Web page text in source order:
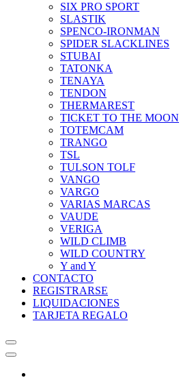
SIX PRO SPORT
SLASTIK
SPENCO-IRONMAN
SPIDER SLACKLINES
STUBAI
TATONKA
TENAYA
TENDON
THERMAREST
TICKET TO THE MOON
TOTEMCAM
TRANGO
TSL
TULSON TOLF
VANGO
VARGO
VARIAS MARCAS
VAUDE
VERIGA
WILD CLIMB
WILD COUNTRY
Y and Y
CONTACTO
REGISTRARSE
LIQUIDACIONES
TARJETA REGALO